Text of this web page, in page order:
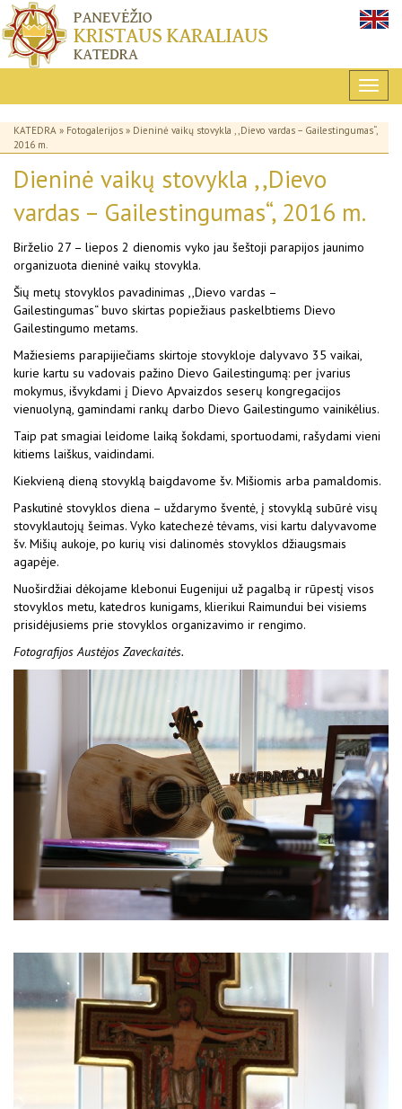
KATEDRA » Fotogalerijos » Dieninė vaikų stovykla ,,Dievo vardas – Gailestingumas“,
2016 m.
Dieninė vaikų stovykla ,,Dievo
vardas – Gailestingumas“, 2016 m.
Birželio 27 – liepos 2 dienomis vyko jau šeštoji parapijos jaunimo
organizuota dieninė vaikų stovykla.
Šių metų stovyklos pavadinimas ,,Dievo vardas –
Gailestingumas“buvo skirtas popiežiaus paskelbtiems Dievo
Gailestingumo metams.
Mažiesiems parapijiečiams skirtoje stovykloje dalyvavo 35 vaikai,
kurie kartu su vadovais pažino Dievo Gailestingumą: per įvarius
mokymus, išvykdami į Dievo Apvaizdos seserų kongregacijos
vienuolyną, gamindami rankų darbo Dievo Gailestingumo vainikėlius.
Taip pat smagiai leidome laiką šokdami, sportuodami, rašydami vieni
kitiems laiškus, vaidindami.
Kiekvieną dieną stovyklą baigdavome šv. Mišiomis arba pamaldomis.
Paskutinė stovyklos diena – uždarymo šventė, į stovyklą subūrė visų
stovyklautojų šeimas. Vyko katechezė tėvams, visi kartu dalyvavome
šv. Mišių aukoje, po kurių visi dalinomės stovyklos džiaugsmais
agapėje.
Nuoširdžiai dėkojame klebonui Eugenijui už pagalbą ir rūpestį visos
stovyklos metu, katedros kunigams, klierikui Raimundui bei visiems
prisidėjusiems prie stovyklos organizavimo ir rengimo.
Fotografijos Austėjos Zaveckaitės.